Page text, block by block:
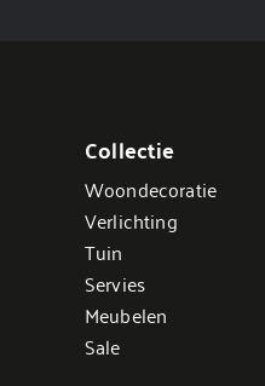
Collectie
Woondecoratie
Verlichting
Tuin
Servies
Meubelen
Sale